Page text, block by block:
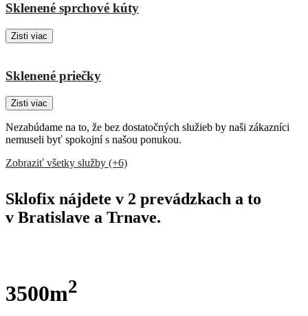
Sklenené sprchové kúty
Zisti viac
Sklenené priečky
Zisti viac
Nezabúdame na to, že bez dostatočných služieb by naši zákazníci
nemuseli byť spokojní s našou ponukou.
Zobraziť všetky služby (+6)
Sklofix nájdete v 2 prevádzkach a to
v Bratislave a Trnave.
3500m2